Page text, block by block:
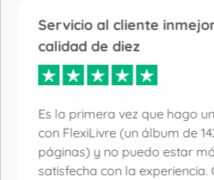
Servicio al cliente
calidad de diez
Es la primera vez que hago
con FlexiLivre (un álbum de
páginas) y no puedo estar
satisfecha con la experiencia.